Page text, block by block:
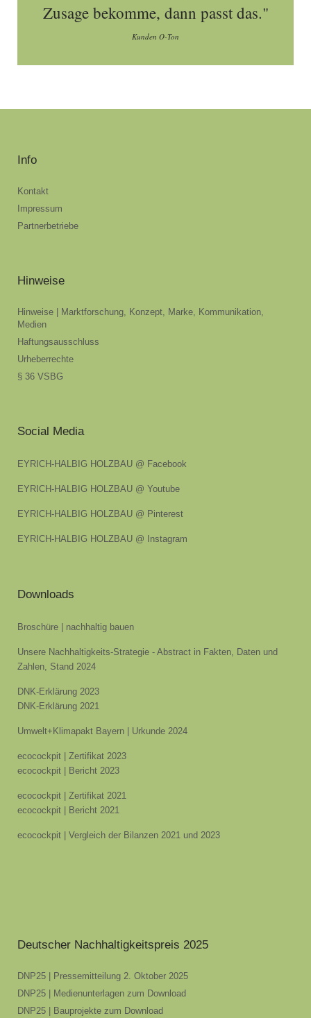
Zusage bekomme, dann passt das."
Kunden O-Ton
Info
Kontakt
Impressum
Partnerbetriebe
Hinweise
Hinweise | Marktforschung, Konzept, Marke, Kommunikation,
Medien
Haftungsausschluss
Urheberrechte
§ 36 VSBG
Social Media
EYRICH-HALBIG HOLZBAU @ Facebook
EYRICH-HALBIG HOLZBAU @ Youtube
EYRICH-HALBIG HOLZBAU @ Pinterest
EYRICH-HALBIG HOLZBAU @ Instagram
Downloads
Broschüre | nachhaltig bauen
Unsere Nachhaltigkeits-Strategie - Abstract in Fakten, Daten und
Zahlen, Stand 2024
DNK-Erklärung 2023
DNK-Erklärung 2021
Umwelt+Klimapakt Bayern | Urkunde 2024
ecocockpit | Zertifikat 2023
ecocockpit | Bericht 2023
ecocockpit | Zertifikat 2021
ecocockpit | Bericht 2021
ecocockpit | Vergleich der Bilanzen 2021 und 2023
Deutscher Nachhaltigkeitspreis 2025
DNP25 | Pressemitteilung 2. Oktober 2025
DNP25 | Medienunterlagen zum Download
DNP25 | Bauprojekte zum Download